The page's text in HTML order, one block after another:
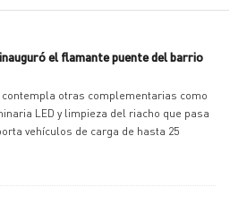
el flamante puente del barrio
otras complementarias como
LED y limpieza del riacho que pasa
vehículos de carga de hasta 25